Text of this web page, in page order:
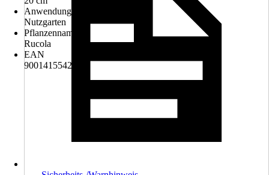
Anwendungsbereich
Nutzgarten
Pflanzenname
Rucola
EAN
9001415542476